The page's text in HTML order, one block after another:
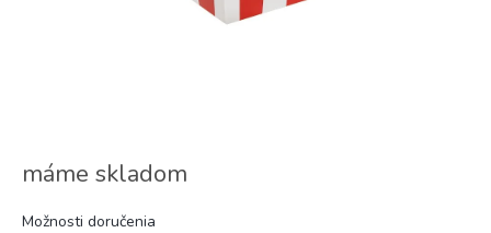
máme skladom
Možnosti doručenia